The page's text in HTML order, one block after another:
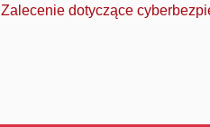
Zalecenie dotyczące